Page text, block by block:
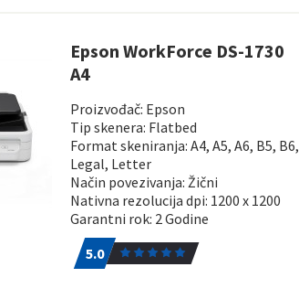
Epson WorkForce DS-1730
A4
Proizvođač: Epson
Tip skenera: Flatbed
Format skeniranja: A4, A5, A6, B5, B6,
Legal, Letter
Način povezivanja: Žični
Nativna rezolucija dpi: 1200 x 1200
Garantni rok: 2 Godine
5.01
5.0